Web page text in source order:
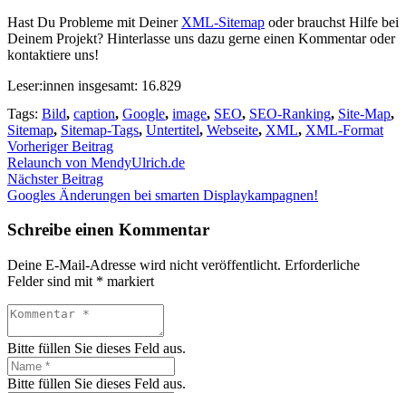
Hast Du Pro­ble­me mit Dei­ner XML-Site­map oder brauchst Hil­fe bei
Dei­nem Pro­jekt? Hin­ter­las­se uns dazu ger­ne einen Kom­men­tar oder
kon­tak­tie­re uns!
Leser:innen ins­ge­samt: 16.829
Tags: Bild, caption, Google, image, SEO, SEO-Ranking, Site-Map,
Sitemap, Sitemap-Tags, Untertitel, Webseite, XML, XML-Format
Vorheriger Beitrag
Relaunch von MendyUlrich.de
Nächster Beitrag
Goo­gles Ände­run­gen bei smar­ten Dis­play­kam­pa­gnen!
Schreibe einen Kommentar
Deine E-Mail-Adresse wird nicht veröffentlicht. Erforderliche
Felder sind mit * markiert
Bitte füllen Sie dieses Feld aus.
Bitte füllen Sie dieses Feld aus.